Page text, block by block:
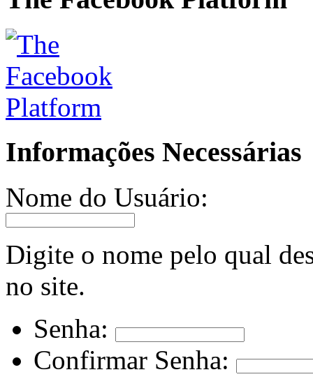
Informações Necessárias
Nome do Usuário:
Digite o nome pelo qual
no site.
Senha:
Confirmar Senha: